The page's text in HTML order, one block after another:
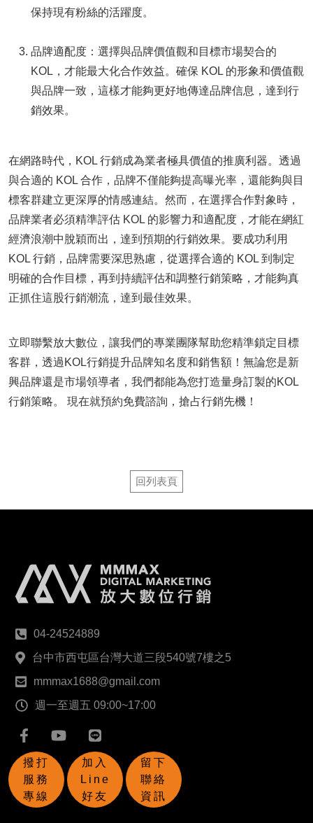
保持現有粉絲的活躍度。
品牌適配度：選擇與品牌價值觀和目標市場契合的
KOL，才能最大化合作效益。確保 KOL 的形象和價值觀
與品牌一致，這樣才能夠更好地傳達品牌信息，達到行
銷效果。
在網路時代，KOL 行銷成為業者極具價值的推廣利器。透過
與合適的 KOL 合作，品牌不僅能夠提高曝光率，還能夠與目
標客群建立更深厚的情感連結。然而，在選擇合作對象時，
品牌業者必須精準評估 KOL 的影響力和適配度，才能在網紅
經濟浪潮中脫穎而出，達到預期的行銷效果。要成功利用
KOL 行銷，品牌需要深思熟慮，從選擇合適的 KOL 到制定
明確的合作目標，再到持續評估和調整行銷策略，才能夠真
正抓住這股行銷潮流，達到最佳效果。
立即聯繫放大數位，讓我們的專業團隊幫助您精準鎖定目標
客群，透過KOL行銷提升品牌知名度和銷售額！無論您是新
興品牌還是市場領導者，我們都能為您打造量身訂製的KOL
行銷策略。 現在就預約免費諮詢，搶占行銷先機！
回列表頁
04-24524889
台中市西屯區台灣大道三段540號7樓之5
mmmax1688@gmail.com
週一至週五 09:00~17:00
撥打
服務
專線
加入
Line
好友
留下
聯絡
資訊